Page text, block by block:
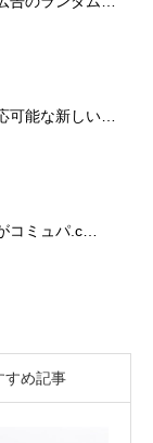
可能な新しい…
コミュパ.c…
すめ記事